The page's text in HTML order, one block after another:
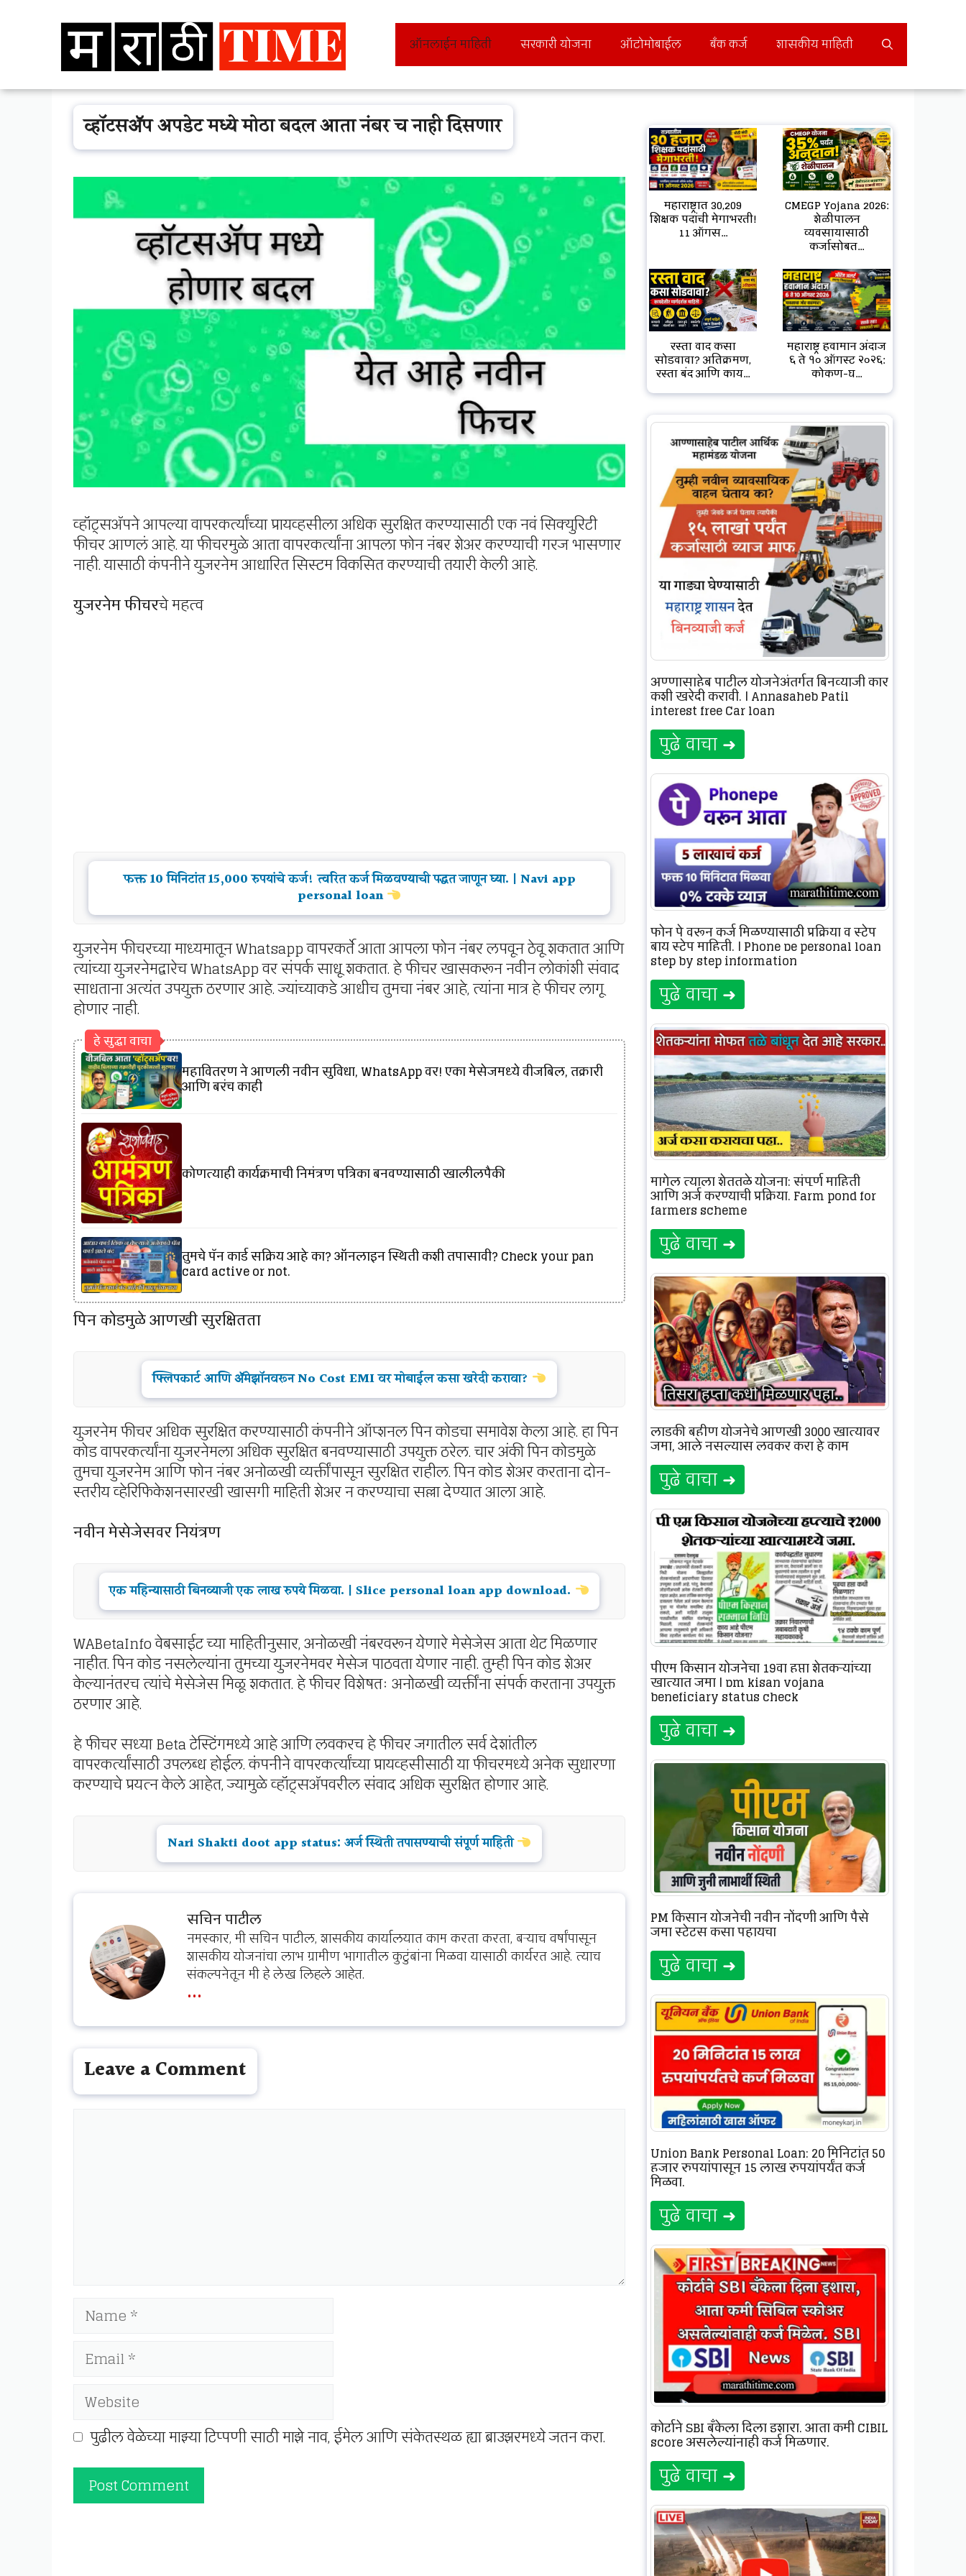
ऑनलाईन माहिती सरकारी योजना ऑटोमोबाईल बँक कर्ज शासकीय माहिती
व्हॉटसॲप अपडेट मध्ये मोठा बदल आता नंबर च नाही दिसणार
व्हॉट्सअ‍ॅपने आपल्या वापरकर्त्यांच्या प्रायव्हसीला अधिक सुरक्षित करण्यासाठी एक नवं सिक्युरिटी
फीचर आणलं आहे. या फीचरमुळे आता वापरकर्त्यांना आपला फोन नंबर शेअर करण्याची गरज भासणार
नाही. यासाठी कंपनीने युजरनेम आधारित सिस्टम विकसित करण्याची तयारी केली आहे.
युजरनेम फीचरचे महत्व
फक्त 10 मिनिटांत 15,000 रुपयांचे कर्ज! त्वरित कर्ज मिळवण्याची पद्धत जाणून घ्या. | Navi app
personal loan
युजरनेम फीचरच्या माध्यमातून Whatsapp वापरकर्ते आता आपला फोन नंबर लपवून ठेवू शकतात आणि
त्यांच्या युजरनेमद्वारेच WhatsApp वर संपर्क साधू शकतात. हे फीचर खासकरून नवीन लोकांशी संवाद
साधताना अत्यंत उपयुक्त ठरणार आहे. ज्यांच्याकडे आधीच तुमचा नंबर आहे, त्यांना मात्र हे फीचर लागू
होणार नाही.
हे सुद्धा वाचा
महावितरण ने आणली नवीन सुविधा, WhatsApp वर! एका मेसेजमध्ये वीजबिल, तक्रारी
आणि बरंच काही
कोणत्याही कार्यक्रमाची निमंत्रण पत्रिका बनवण्यासाठी खालीलपैकी
तुमचे पॅन कार्ड सक्रिय आहे का? ऑनलाइन स्थिती कशी तपासावी? Check your pan
card active or not.
पिन कोडमुळे आणखी सुरक्षितता
फ्लिपकार्ट आणि ॲमेझॉनवरून No Cost EMI वर मोबाईल कसा खरेदी करावा?
युजरनेम फीचर अधिक सुरक्षित करण्यासाठी कंपनीने ऑप्शनल पिन कोडचा समावेश केला आहे. हा पिन
कोड वापरकर्त्यांना युजरनेमला अधिक सुरक्षित बनवण्यासाठी उपयुक्त ठरेल. चार अंकी पिन कोडमुळे
तुमचा युजरनेम आणि फोन नंबर अनोळखी व्यक्तींपासून सुरक्षित राहील. पिन कोड शेअर करताना दोन-
स्तरीय व्हेरिफिकेशनसारखी खासगी माहिती शेअर न करण्याचा सल्ला देण्यात आला आहे.
नवीन मेसेजेसवर नियंत्रण
एक महिन्यासाठी बिनव्याजी एक लाख रुपये मिळवा. | Slice personal loan app download.
WABetaInfo वेबसाईट च्या माहितीनुसार, अनोळखी नंबरवरून येणारे मेसेजेस आता थेट मिळणार
नाहीत. पिन कोड नसलेल्यांना तुमच्या युजरनेमवर मेसेज पाठवता येणार नाही. तुम्ही पिन कोड शेअर
केल्यानंतरच त्यांचे मेसेजेस मिळू शकतात. हे फीचर विशेषतः अनोळखी व्यक्तींना संपर्क करताना उपयुक्त
ठरणार आहे.
हे फीचर सध्या Beta टेस्टिंगमध्ये आहे आणि लवकरच हे फीचर जगातील सर्व देशांतील
वापरकर्त्यांसाठी उपलब्ध होईल. कंपनीने वापरकर्त्यांच्या प्रायव्हसीसाठी या फीचरमध्ये अनेक सुधारणा
करण्याचे प्रयत्न केले आहेत, ज्यामुळे व्हॉट्सअ‍ॅपवरील संवाद अधिक सुरक्षित होणार आहे.
Nari Shakti doot app status: अर्ज स्थिती तपासण्याची संपूर्ण माहिती
सचिन पाटील
नमस्कार, मी सचिन पाटील, शासकीय कार्यालयात काम करता करता, बऱ्याच वर्षांपासून
शासकीय योजनांचा लाभ ग्रामीण भागातील कुटुंबांना मिळवा यासाठी कार्यरत आहे. त्याच
संकल्पनेतून मी हे लेख लिहले आहेत.
...
Leave a Comment
Name
Email
Website
पुढील वेळेच्या माझ्या टिप्पणी साठी माझे नाव, ईमेल आणि संकेतस्थळ ह्या ब्राउझरमध्ये जतन करा.
महाराष्ट्रात 30,209
शिक्षक पदांची मेगाभरती!
11 ऑगस...
CMEGP Yojana 2026:
शेळीपालन
व्यवसायासाठी
कर्जासोबत...
रस्ता वाद कसा
सोडवावा? अतिक्रमण,
रस्ता बंद आणि काय...
महाराष्ट्र हवामान अंदाज
६ ते १० ऑगस्ट २०२६:
कोकण-घ...
अण्णासाहेब पाटील योजनेअंतर्गत बिनव्याजी कार
कशी खरेदी करावी. | Annasaheb Patil
interest free Car loan
पुढे वाचा ➜
फोन पे वरून कर्ज मिळण्यासाठी प्रक्रिया व स्टेप
बाय स्टेप माहिती. | Phone pe personal loan
step by step information
पुढे वाचा ➜
मागेल त्याला शेततळे योजना: संपूर्ण माहिती
आणि अर्ज करण्याची प्रक्रिया. Farm pond for
farmers scheme
पुढे वाचा ➜
लाडकी बहीण योजनेचे आणखी 3000 खात्यावर
जमा, आले नसल्यास लवकर करा हे काम
पुढे वाचा ➜
पीएम किसान योजनेचा 19वा हप्ता शेतकऱ्यांच्या
खात्यात जमा | pm kisan yojana
beneficiary status check
पुढे वाचा ➜
PM किसान योजनेची नवीन नोंदणी आणि पैसे
जमा स्टेटस कसा पहायचा
पुढे वाचा ➜
Union Bank Personal Loan: 20 मिनिटांत 50
हजार रुपयांपासून 15 लाख रुपयांपर्यंत कर्ज
मिळवा.
पुढे वाचा ➜
कोर्टाने SBI बँकेला दिला इशारा, आता कमी CIBIL
score असलेल्यांनाही कर्ज मिळणार.
पुढे वाचा ➜